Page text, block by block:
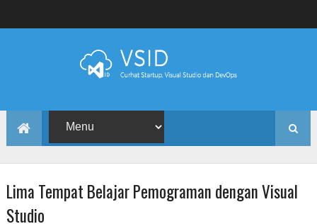
Lima Tempat Belajar Pemograman dengan Visual
Studio